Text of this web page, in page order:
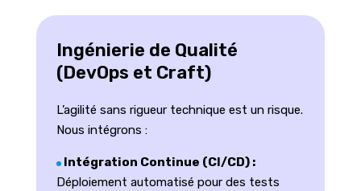
Ingénierie de Qualité
(DevOps et Craft)
L’agilité sans rigueur technique est un risque.
Nous intégrons :
Intégration Continue (CI/CD) :
Déploiement automatisé pour des tests